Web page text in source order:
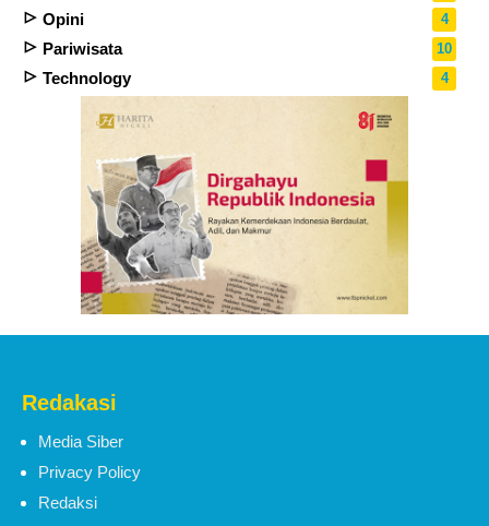
Opini 4
Pariwisata 10
Technology 4
Redakasi
Media Siber
Privacy Policy
Redaksi